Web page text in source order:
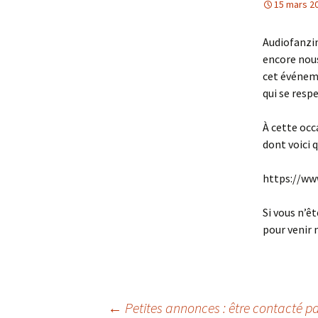
15 mars
encore
cet
qui se
À cette
dont voici
https://
Si vous
pour venir
← Petites annonces : être contacté